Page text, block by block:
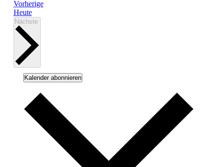
VorherigeVeranstaltungen
Heute
Nächste
Kalender abonnieren